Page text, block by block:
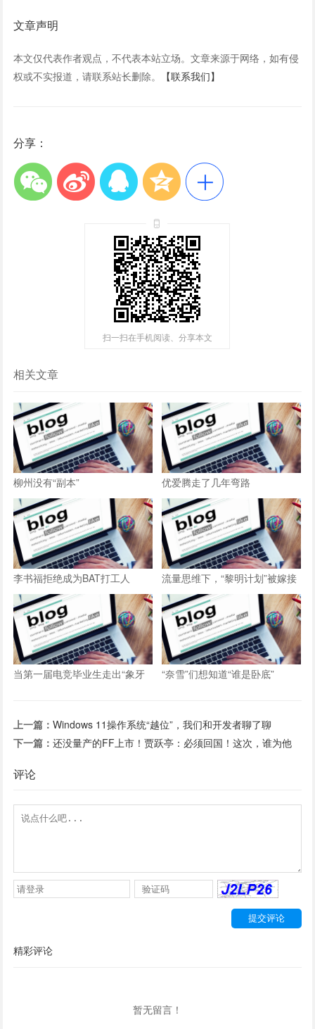
文章声明
本文仅代表作者观点，不代表本站立场。文章来源于网络，如有侵
权或不实报道，请联系站长删除。
【联系我们】
分享：
扫一扫在手机阅读、分享本文
相关文章
柳州没有“副本” 优爱腾走了几年弯路
李书福拒绝成为BAT打工人
流量思维下，“黎明计划”被嫁接
了哪些不实?
当第一届电竞毕业生走出“象牙
“奈雪”们想知道“谁是卧底”
上一篇：Windows 11操作系统“越位”，我们和开发者聊了聊
下一篇：还没量产的FF上市！贾跃亭：必须回国！这次，谁为他
评论
精彩评论
暂无留言！